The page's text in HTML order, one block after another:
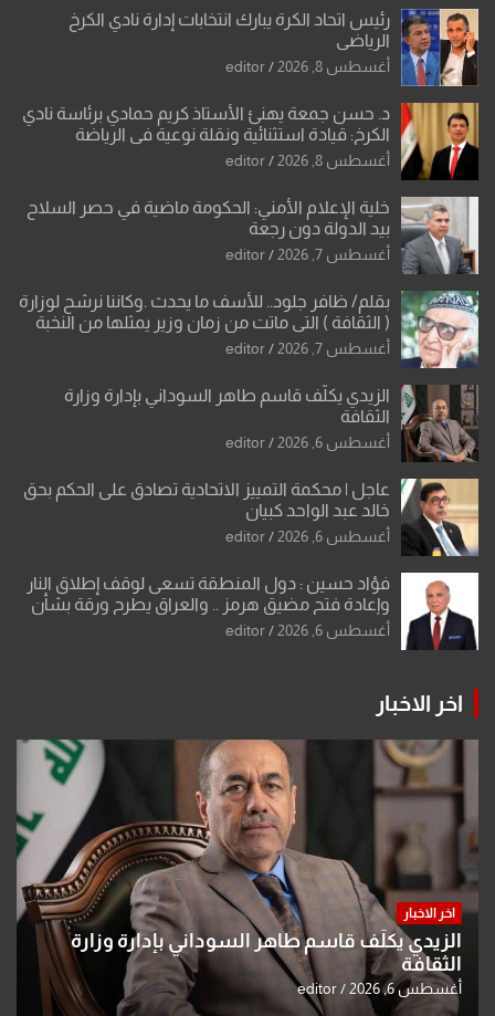
رئيس اتحاد الكرة يبارك انتخابات إدارة نادي الكرخ
الرياضي
أغسطس 8, 2026 editor
د. حسن جمعة يهنئ الأستاذ كريم حمادي برئاسة نادي
الكرخ: قيادة استثنائية ونقلة نوعية في الرياضة
العراقية
أغسطس 8, 2026 editor
خلية الإعلام الأمني: الحكومة ماضية في حصر السلاح
بيد الدولة دون رجعة
أغسطس 7, 2026 editor
بقلم/ ظافر جلود.. للأسف ما يحدث .وكاننا نرشح لوزارة
( الثقافة ) التي ماتت من زمان وزير يمثلها من النخبة
والإرث العظيم للثقافة العراقية..
أغسطس 7, 2026 editor
الزيدي يكلّف قاسم طاهر السوداني بإدارة وزارة
الثقافة
أغسطس 6, 2026 editor
عاجل | محكمة التمييز الاتحادية تصادق على الحكم بحق
خالد عبد الواحد كبيان
أغسطس 6, 2026 editor
فؤاد حسين : دول المنطقة تسعى لوقف إطلاق النار
وإعادة فتح مضيق هرمز .. والعراق يطرح ورقة بشأن
تحولات القدس
أغسطس 6, 2026 editor
اخر الاخبار
اخر الاخبار
الزيدي يكلّف قاسم طاهر السوداني بإدارة وزارة
الثقافة
أغسطس 6, 2026 editor